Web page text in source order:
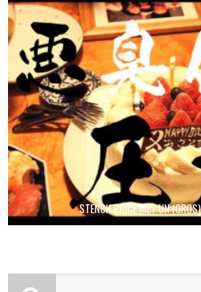
STENCH PRICE MET UN